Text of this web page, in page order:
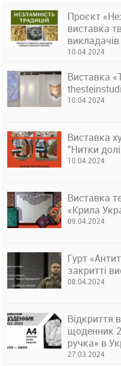
Проєкт
виставка
Бойчука
10.04.2024
Виставка
10.04.2024
Виставка
"Нитки
10.04.2024
Виставка
«Крила
09.04.2024
Гурт
закритті
08.04.2024
Відкриття
щоденник
ручка» в
27.03.2024